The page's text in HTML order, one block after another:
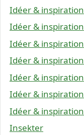
Idéer & inspiration
Idéer & inspiration
Idéer & inspiration
Idéer & inspiration
Idéer & inspiration
Idéer & inspiration
Idéer & inspiration
Insekter